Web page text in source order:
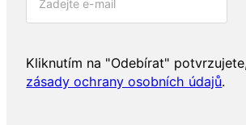
Kliknutím na "Odebírat"
zásady ochrany osobních údajů.